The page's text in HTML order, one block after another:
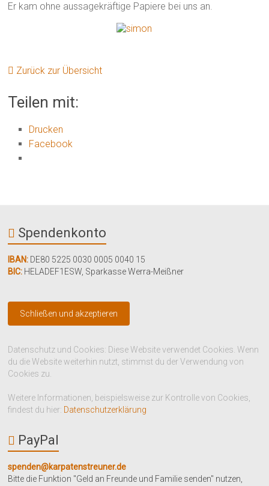
Er kam ohne aussagekräftige Papiere bei uns an.
Zurück zur Übersicht
Teilen mit:
Drucken
Facebook
Spendenkonto
IBAN: DE80 5225 0030 0005 0040 15
BIC: HELADEF1ESW Sparkasse Werra-Meißner
Datenschutz und Cookies: Diese Website verwendet Cookies. Wenn
du die Website weiterhin nutzt, stimmst du der Verwendung von
Cookies zu.
Weitere Informationen, beispielsweise zur Kontrolle von Cookies,
findest du hier: Datenschutzerklärung
PayPal
spenden@karpatenstreuner.de
Bitte die Funktion "Geld an Freunde und Familie senden" nutzen,